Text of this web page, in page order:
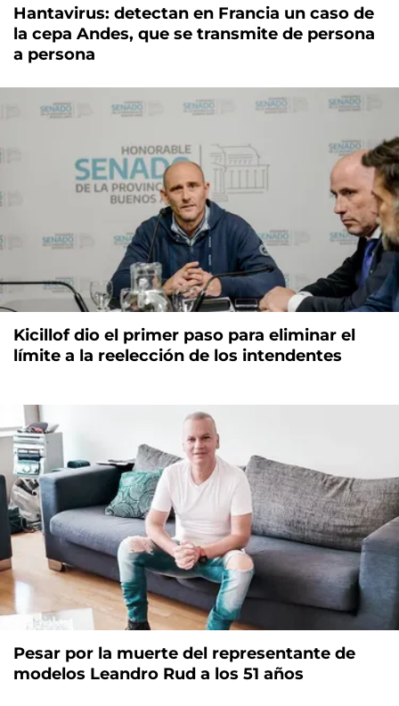
Hantavirus: detectan en Francia un caso de
la cepa Andes, que se transmite de persona
a persona
Kicillof dio el primer paso para eliminar el
límite a la reelección de los intendentes
Pesar por la muerte del representante de
modelos Leandro Rud a los 51 años